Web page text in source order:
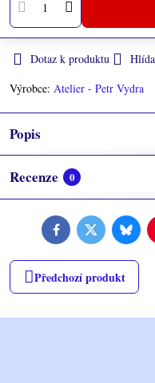
Dotaz k produktu
Výrobce: Atelier - Petr Vydra
Popis
Recenze 0
FacebookTwitter
Předchozí produkt